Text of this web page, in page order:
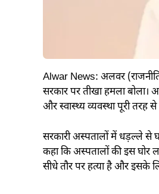
Alwar News: अलवर
सरकार पर तीखा हमला बोला।
और स्वास्थ्य व्यवस्था पूरी तरह
सरकारी अस्पतालों में धड़ल्ले से
कहा कि अस्पतालों की इस घोर
सीधे तौर पर हत्या है और इसके